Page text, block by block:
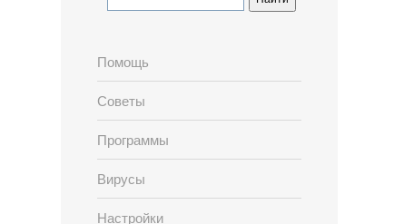
Помощь
Советы
Программы
Вирусы
Настройки